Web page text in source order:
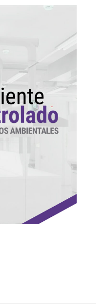
Controlado
niveles de
y otros parámetros